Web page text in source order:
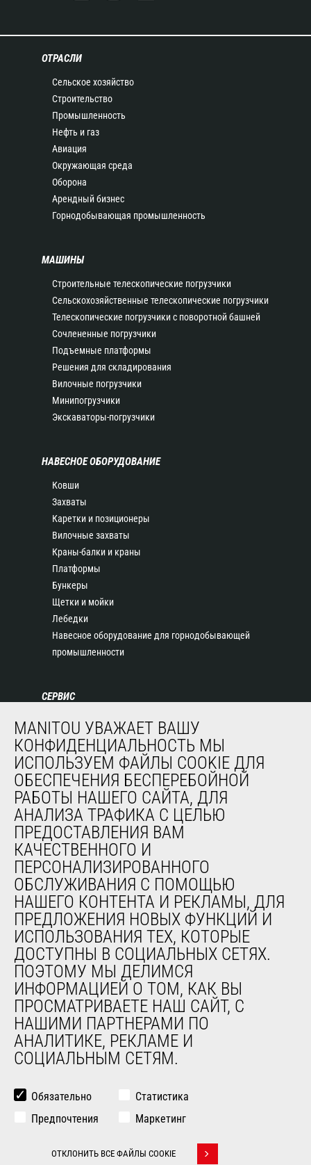
ОТРАСЛИ
Сельское хозяйство
Строительство
Промышленность
Нефть и газ
Авиация
Окружающая среда
Оборона
Арендный бизнес
Горнодобывающая промышленность
МАШИНЫ
Строительные телескопические погрузчики
Сельскохозяйственные телескопические погрузчики
Телескопические погрузчики с поворотной башней
Сочлененные погрузчики
Подъемные платформы
Решения для складирования
Вилочные погрузчики
Минипогрузчики
Экскаваторы-погрузчики
НАВЕСНОЕ ОБОРУДОВАНИЕ
Ковши
Захваты
Каретки и позиционеры
Вилочные захваты
Краны-балки и краны
Платформы
Бункеры
Щетки и мойки
Лебедки
Навесное оборудование для горнодобывающей
промышленности
СЕРВИС
Финансирование
Продленная гарантия
Контракты на техническое обслуживание
Запасные части
Система удаленного мониторинга
Программное обеспечение для диагностики и
обслуживания
Обучение
Подержанное оборудование
О НАС
Компания
Контакты
Юридическая информация
Мероприятия
Новости
История
General Terms and Conditions of Sale
ДРУГИЕ САЙТЫ ГРУППЫ
Used Manitou Machines
Gehl
MANITOU УВАЖАЕТ ВАШУ
КОНФИДЕНЦИАЛЬНОСТЬ МЫ
ИСПОЛЬЗУЕМ ФАЙЛЫ COOKIE ДЛЯ
ОБЕСПЕЧЕНИЯ БЕСПЕРЕБОЙНОЙ
РАБОТЫ НАШЕГО САЙТА, ДЛЯ
АНАЛИЗА ТРАФИКА С ЦЕЛЬЮ
ПРЕДОСТАВЛЕНИЯ ВАМ
КАЧЕСТВЕННОГО И
ПЕРСОНАЛИЗИРОВАННОГО
ОБСЛУЖИВАНИЯ С ПОМОЩЬЮ
НАШЕГО КОНТЕНТА И РЕКЛАМЫ, ДЛЯ
ПРЕДЛОЖЕНИЯ НОВЫХ ФУНКЦИЙ И
ИСПОЛЬЗОВАНИЯ ТЕХ, КОТОРЫЕ
ДОСТУПНЫ В СОЦИАЛЬНЫХ СЕТЯХ.
ПОЭТОМУ МЫ ДЕЛИМСЯ
ИНФОРМАЦИЕЙ О ТОМ, КАК ВЫ
ПРОСМАТРИВАЕТЕ НАШ САЙТ, С
НАШИМИ ПАРТНЕРАМИ ПО
АНАЛИТИКЕ, РЕКЛАМЕ И
СОЦИАЛЬНЫМ СЕТЯМ.
Обязательно
Статистика
Предпочтения
Маркетинг
ОТКЛОНИТЬ ВСЕ ФАЙЛЫ COOKIE